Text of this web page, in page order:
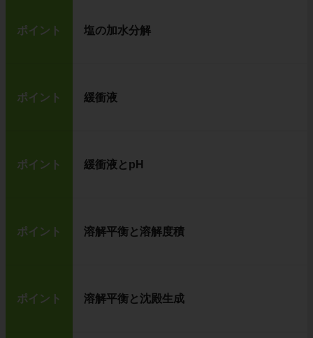
ポイント 塩の加水分解
ポイント 緩衝液
ポイント 緩衝液とpH
ポイント 溶解平衡と溶解度積
ポイント 溶解平衡と沈殿生成